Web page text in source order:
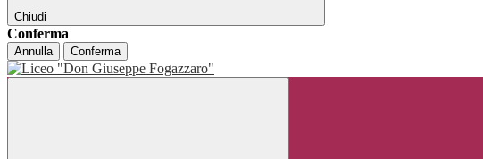
Chiudi
Conferma
Annulla Conferma